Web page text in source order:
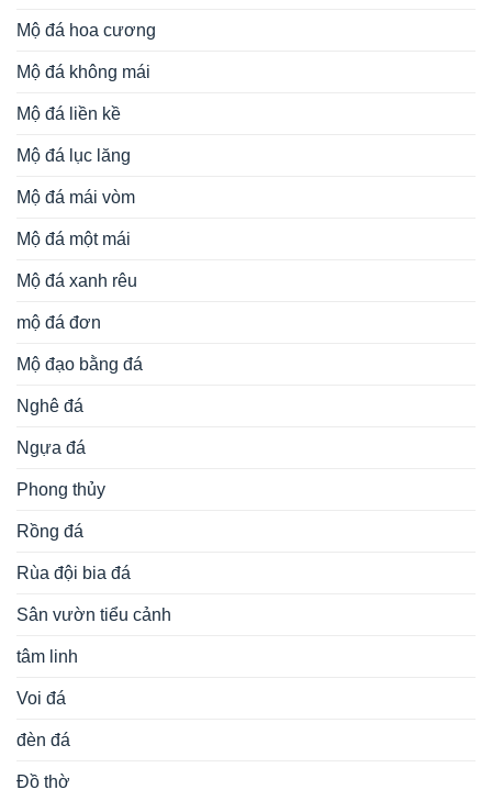
Mộ đá hoa cương
Mộ đá không mái
Mộ đá liền kề
Mộ đá lục lăng
Mộ đá mái vòm
Mộ đá một mái
Mộ đá xanh rêu
mộ đá đơn
Mộ đạo bằng đá
Nghê đá
Ngựa đá
Phong thủy
Rồng đá
Rùa đội bia đá
Sân vườn tiểu cảnh
tâm linh
Voi đá
đèn đá
Đồ thờ